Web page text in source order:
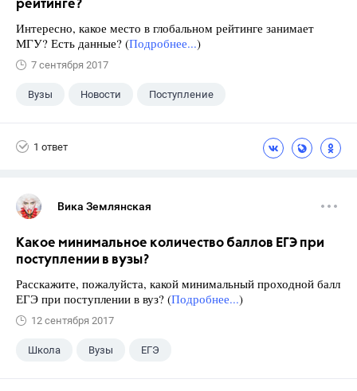
рейтинге?
Интересно, какое место в глобальном рейтинге занимает
МГУ? Есть данные? (Подробнее...)
7 сентября 2017
Вузы Новости Поступление
1 ответ
Вика Землянская
Какое минимальное количество баллов ЕГЭ при
поступлении в вузы?
Расскажите, пожалуйста, какой минимальный проходной балл
ЕГЭ при поступлении в вуз? (Подробнее...)
12 сентября 2017
Школа Вузы ЕГЭ